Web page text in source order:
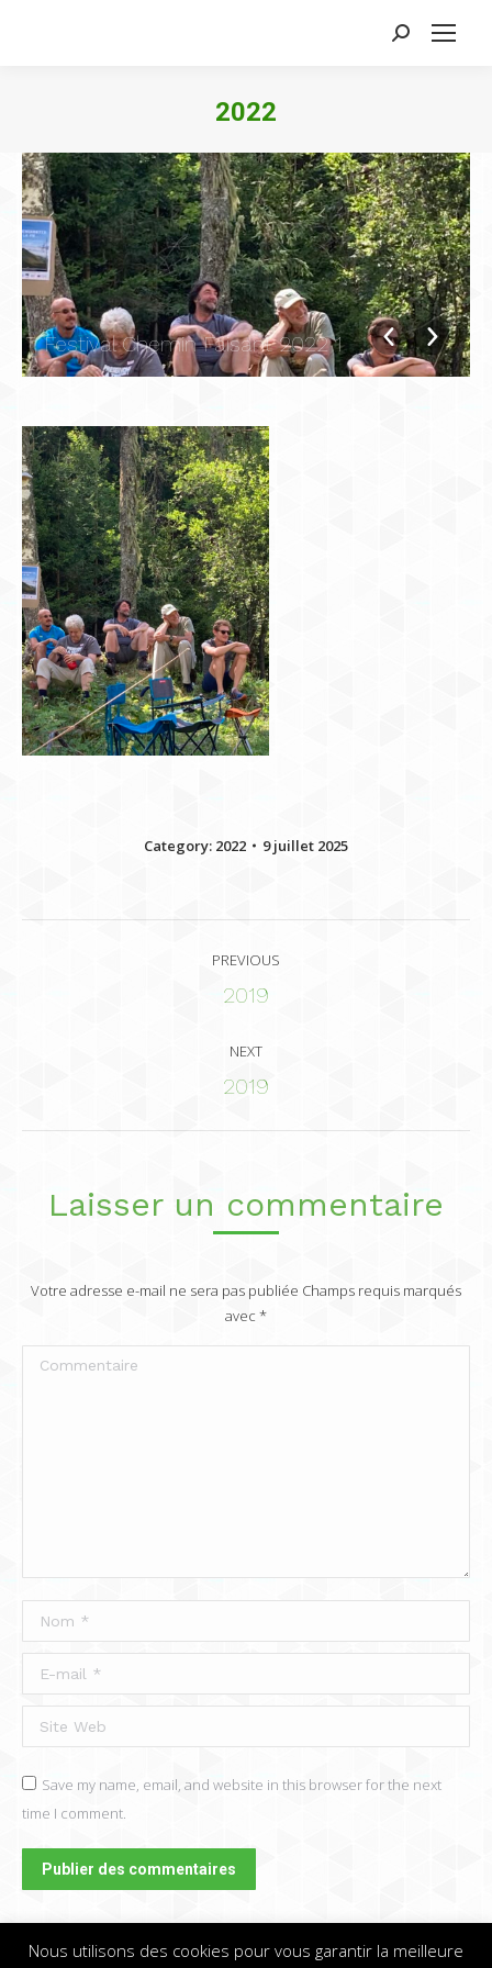
Search:
2022
Festival Chemin Faisant 2022 1
Category: 2022 9 juillet 2025
navigation
PREVIOUS
Previous
2019
NEXT
Next
2019
Laisser un commentaire
Votre adresse e-mail ne sera pas publiée Champs requis marqués
avec *
Commentaire
Nom *
E-mail *
Site Web
Save my name, email, and website in this browser for the next
time I comment.
Publier des commentaires
Nous utilisons des cookies pour vous garantir la meilleure